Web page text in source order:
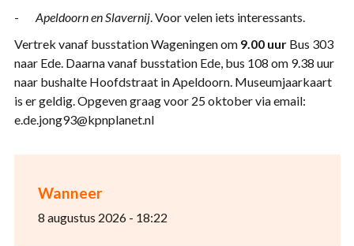
Wanneer
8 augustus 2026 - 18:22
- Apeldoorn en Slavernij. Voor velen iets interessants.
Vertrek vanaf busstation Wageningen om 9.00 uurBus 303
naar Ede. Daarna vanaf busstation Ede, bus 108 om 9.38 uur
naar bushalte Hoofdstraat in Apeldoorn. Museumjaarkaart
is er geldig. Opgeven graag voor 25 oktober via email:
e.de.jong93@kpnplanet.nl